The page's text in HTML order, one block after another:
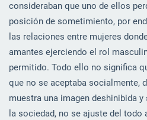
consideraban que uno de ellos
posición de sometimiento, por
las relaciones entre mujeres
amantes ejerciendo el rol
permitido. Todo ello no significa
que no se aceptaba socialmente,
muestra una imagen deshinibida
la sociedad, no se ajuste del todo